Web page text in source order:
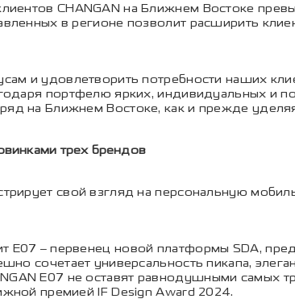
CHANGAN на Ближнем Востоке
в регионе позволит расширить
и удовлетворить потребности наших
портфелю ярких, индивидуальных и
на Ближнем Востоке, как и прежде
трех брендов
свой взгляд на персональную
E07 – первенец новой платформы SDA,
сочетает универсальность пикапа,
E07 не оставят равнодушными самых
премией IF Design Award 2024.